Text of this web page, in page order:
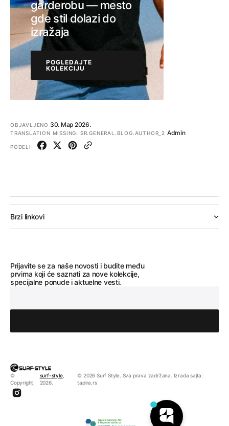
garderobu — mesto
gde stil dolazi do
izražaja
POGLEDAJTE
KOLEKCIJU
KOLEKCIJU
OBJAVLJENO 30. Мар 2026.
TRANSLATION MISSING: SR.GENERAL.BLOG.AUTHOR_2 Admin
PODELI
Brzi linkovi
Prijavite se za naše novosti i budite među
prvima koji će saznati za nove kolekcije,
specijalne ponude i aktuelne vesti.
©
Copyright,
surf-style,
2026.
© 2026 Surf Style. Sva prava zadržana. Izrada sajta:
tapira.rs
Instagram